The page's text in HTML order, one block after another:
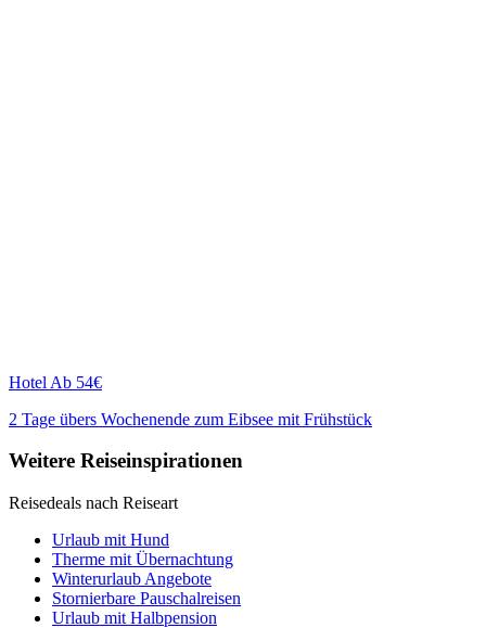
Hotel Ab 54€
2 Tage übers Wochenende zum Eibsee mit Frühstück
Weitere Reiseinspirationen
Reisedeals nach Reiseart
Urlaub mit Hund
Therme mit Übernachtung
Winterurlaub Angebote
Stornierbare Pauschalreisen
Urlaub mit Halbpension